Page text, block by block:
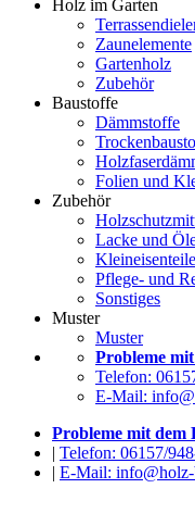
Holz im Garten
Zaunelemente
Gartenholz
Zubehör
Baustoffe
Dämmstoffe
Folien und
Zubehör
Lacke und
Pflege- und
Sonstiges
Muster
Muster
Probleme
Telefon:
E-Mail:
Probleme mit dem
| Telefon: 06157/
| E-Mail: info@holz-